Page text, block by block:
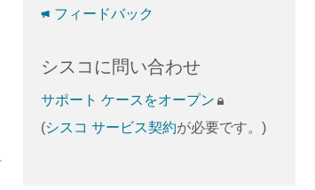
フィードバック
シスコに問い合わせ
サポート ケースをオープン
(シスコ サービス契約が必要です。)